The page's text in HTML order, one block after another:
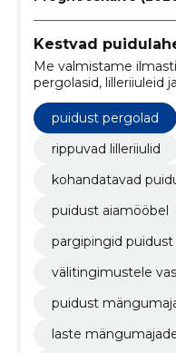
Kestvad
Me valmistame
pergolasid, lilleriiuleid
viimistlus tagab
puidust pergolad
rippuvad lilleriiulid
kohandatavad
puidust aiamööbel
pargipingid puidust
välitingimustele
puidust
laste